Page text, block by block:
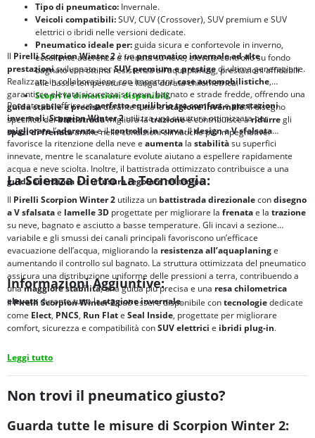
Tipo di pneumatico: Invernale.
Veicoli compatibili:SUV, CUV (Crossover), SUV premium e SUV
elettrici o ibridi nelle versioni dedicate.
Pneumatico ideale per:guida sicura e confortevole in inverno,
eccellente aderenza e frenata su neve, elevato controllo su fondo
bagnato con ottima resistenza all'aquaplaning, prestazioni affidabili
alle basse temperature e lunga durata chilometrica.
Scopri le dimensioni disponibili.
Il Pirelli Scorpion Winter 2è unpneumatico invernale ad alte
prestazionisviluppato perSUV premium e prestigedi ultima generazione.
Realizzato in collaborazione con importanticase automobilistiche,
garantisce elevata sicurezza su neve, bagnato e strade fredde, offrendo una
guida stabile e precisadurante tutta lastagione invernale. Il disegno
specifico delbattistradamigliora latrazionee contribuisce aridurregli
spazi di frenataanche nelle condizioni climatiche più impegnative.
Pensato per offrire unperfetto equilibrio tracomforteprestazioni
invernali,Scorpion Winter 2utilizza una struttura ottimizzata per
migliorarel’aderenzae ilcontrollo in curva. Ildesign a V sfalsata
favorisce la ritenzione della neve e aumenta la stabilitàsu superfici
innevate, mentre le scanalature evolute aiutano a espellere rapidamente
acqua e neve sciolta. Inoltre, il battistrada ottimizzato contribuisce a una
guida silenziosae a un’usura regolarenel tempo.
La Scienza Dietro La Tecnologia:
Il Pirelli Scorpion Winter 2 utilizza un battistrada direzionalecondisegno
a V sfalsatae lamelle 3D progettate per migliorare la frenatae la trazione
su neve, bagnato e asciutto a basse temperature. Gli incavi a sezione
variabile e gli smussi dei canali principali favoriscono un’efficace
evacuazione dell’acqua, migliorando la resistenza all’aquaplaninge
aumentando il controllo sul bagnato. La struttura ottimizzata del pneumatico
assicura una distribuzione uniforme delle pressioni a terra, contribuendo a
unamaggiorestabilità, una guida più precisa e una resa chilometrica
elevatadurante tutta lastagione invernale.
Informazioni Aggiuntive:
IlPirelli Scorpion Winter 2può essere disponibile contecnologiededicate
come Elect, PNCS, Run Flate Seal Inside, progettate per migliorare
comfort, sicurezza e compatibilità conSUV elettrici e ibridi plug-in.
Leggi tutto
Non trovi il pneumatico giusto?
Guarda tutte le misure di Scorpion Winter 2: